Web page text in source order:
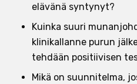
elävänä syntynyt?
Kuinka suuri
klinikallanne purun
tehdään positiivisen
Mikä on suunnitelma,